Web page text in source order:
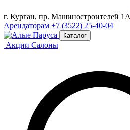
г. Курган, пр. Машиностроителей 1А
Арендаторам +7 (3522) 25-40-04
Каталог
Акции Салоны